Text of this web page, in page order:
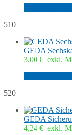
510
GEDA
3,00 € exkl.
520
GEDA
4,24 € exkl.